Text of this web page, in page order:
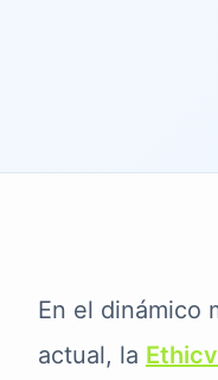
En el dinámico
actual, la